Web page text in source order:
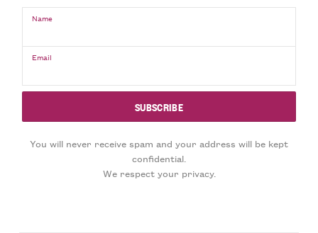
Name
Email
You will never receive spam and your address will be kept
confidential.
We respect your privacy.